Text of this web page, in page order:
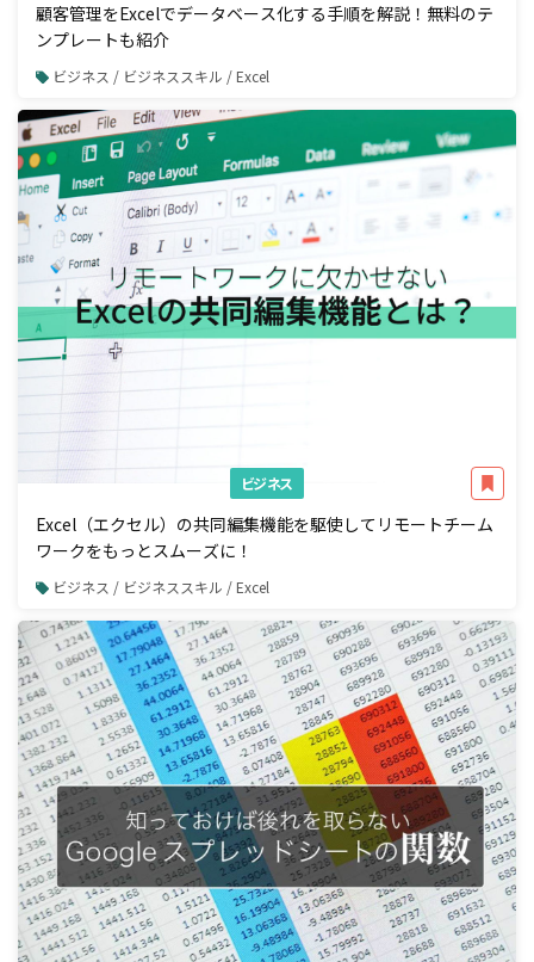
顧客管理をExcelでデータベース化する手順を解説！無料のテ
ンプレートも紹介
ビジネス / ビジネススキル / Excel
ビジネス
Excel（エクセル）の共同編集機能を駆使してリモートチーム
ワークをもっとスムーズに！
ビジネス / ビジネススキル / Excel